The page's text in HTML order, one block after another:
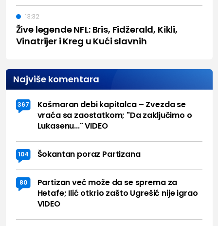
Žive legende NFL: Bris, Fidžerald, Kikli,
Vinatrijer i Kreg u Kući slavnih
13:32
Najviše komentara
367
Košmaran debi kapitalca – Zvezda se
vraća sa zaostatkom; "Da zaključimo o
Lukasenu..." VIDEO
104 Šokantan poraz Partizana
80
Partizan već može da se sprema za
Hetafe; Ilić otkrio zašto Ugrešić nije igrao
VIDEO